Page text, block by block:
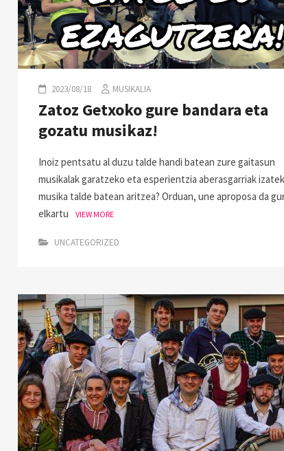
2023/08/18 MUSIKALIA
Zatoz Getxoko gure bandara eta
gozatu musikaz!
Inoiz pentsatu al duzu talde handi batean zure gaitasun
musikalak garatzeko eta esperientzia aberasgarriak
musika talde batean aritzea? Orduan, une aproposa da
elkartu
VIEW MORE
UNCATEGORIZED